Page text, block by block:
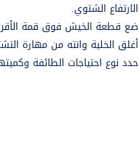
الارتفاع الشتوي.
ضع قطعة الخيش فوق قمة
أغلق الخلية وانته من مهارة
حدد نوع احتياجات الطائفة